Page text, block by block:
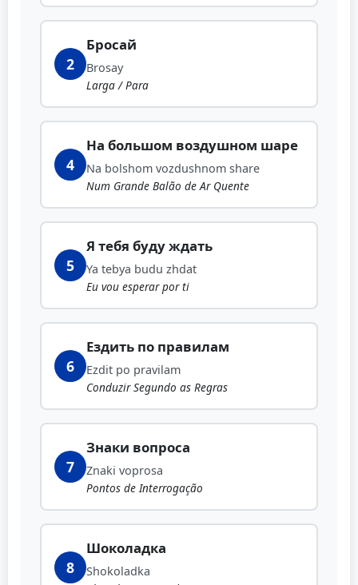
2
Бросай
Brosay
Larga / Para
4
На большом воздушном шаре
Na bolshom vozdushnom share
Num Grande Balão de Ar Quente
5
Я тебя буду ждать
Ya tebya budu zhdat
Eu vou esperar por ti
6
Ездить по правилам
Ezdit po pravilam
Conduzir Segundo as Regras
7
Знаки вопроса
Znaki voprosa
Pontos de Interrogação
8
Шоколадка
Shokoladka